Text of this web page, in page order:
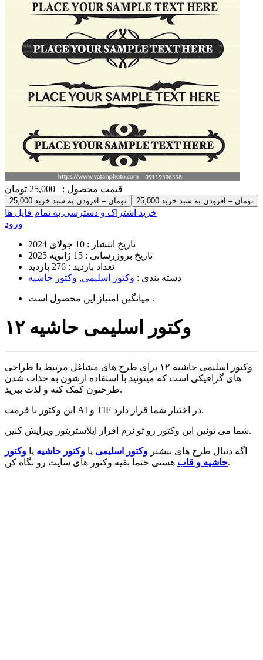
قیمت محصول : 25,000 تومان
25,000 تومان – افزودن به سبد خرید
خرید اشتراک و دسترسی به تمام فایل ها
ورود
تاریخ انتشار : 10 جولای 2024
تاریخ بروزرسانی : 15 ژانویه 2025
تعداد بازدید : 276 بازدید
دسته بندی : وکتور اسلیمی, وکتور حاشیه
میانگین امتیاز این محصول است .
وکتور اسلیمی حاشیه ۱۲
وکتور اسلیمی حاشیه ۱۲ برای طرح های مشاغل مرتبط با طراحی
های گرافیکی است که میتونید با استفاده ازشون به جذاب شدن
طرحتون کمک کنه و لذت ببرید.
این وکتور با فرمت AI و TIF در اختیار شما قرار دارد.
شما می تونین این وکتور رو تو نرم افزار ایلاستریتور ویرایش کنین.
اگه دنبال طرح های بیشتر وکتور اسلیمی یا وکتور حاشیه یا وکتور
حاشیه و قابهستی حتما بقیه وکتور های سایت رو نگاه کن.